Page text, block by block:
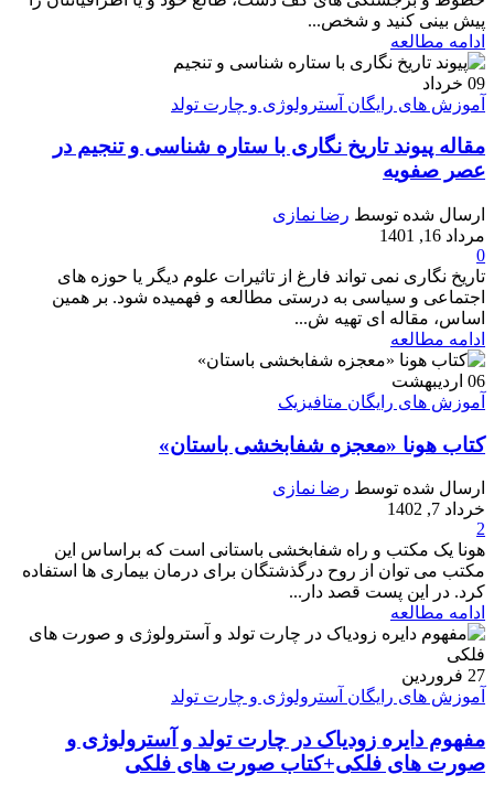
پیش بینی کنید و شخص...
ادامه مطالعه
09 خرداد
آموزش های رایگان آسترولوژی و چارت تولد
مقاله پیوند تاریخ نگاری با ستاره شناسی و تنجیم در
عصر صفویه
ارسال شده توسط رضا نمازی
مرداد 16, 1401
0
تاریخ نگاری نمی تواند فارغ از تاثیرات علوم دیگر یا حوزه های
اجتماعی و سیاسی به درستی مطالعه و فهمیده شود. بر همین
اساس، مقاله ای تهیه ش...
ادامه مطالعه
06 اردیبهشت
آموزش های رایگان متافیزیک
کتاب هونا «معجزه شفابخشی باستان»
ارسال شده توسط رضا نمازی
خرداد 7, 1402
2
هونا یک مکتب و راه شفابخشی باستانی است که براساس این
مکتب می توان از روح درگذشتگان برای درمان بیماری ها استفاده
کرد. در این پست قصد دار...
ادامه مطالعه
27 فروردین
آموزش های رایگان آسترولوژی و چارت تولد
مفهوم دایره زودیاک در چارت تولد و آسترولوژی و
صورت های فلکی+کتاب صورت های فلکی